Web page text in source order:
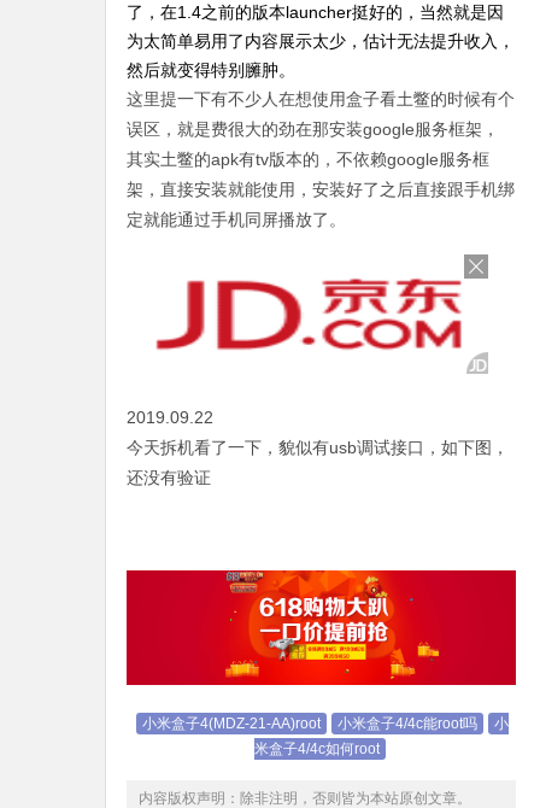
了，在1.4之前的版本launcher挺好的，当然就是因
为太简单易用了内容展示太少，估计无法提升收入，
然后就变得特别臃肿。
这里提一下有不少人在想使用盒子看土鳖的时候有个
误区，就是费很大的劲在那安装google服务框架，
其实土鳖的apk有tv版本的，不依赖google服务框
架，直接安装就能使用，安装好了之后直接跟手机绑
定就能通过手机同屏播放了。
2019.09.22
今天拆机看了一下，貌似有usb调试接口，如下图，
还没有验证
小米盒子4(MDZ-21-AA)root 小米盒子4/4c能root吗
小
米盒子4/4c如何root
内容版权声明：除非注明，否则皆为本站原创文章。